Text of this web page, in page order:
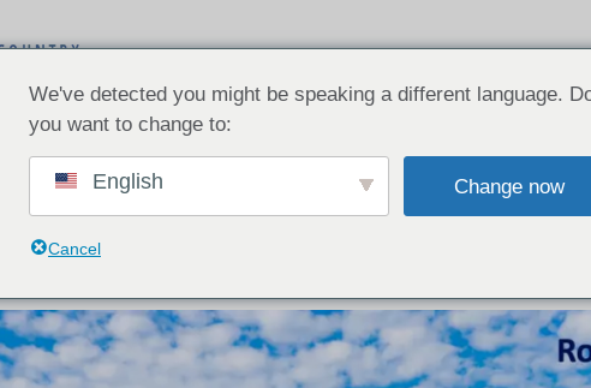
CE QUE NOUS FAISONS
SECTIONS ICC
CONTACTEZ-NOUS
We've detected you might be speaking a different language.
you want to change to:
English Change now
Cancel